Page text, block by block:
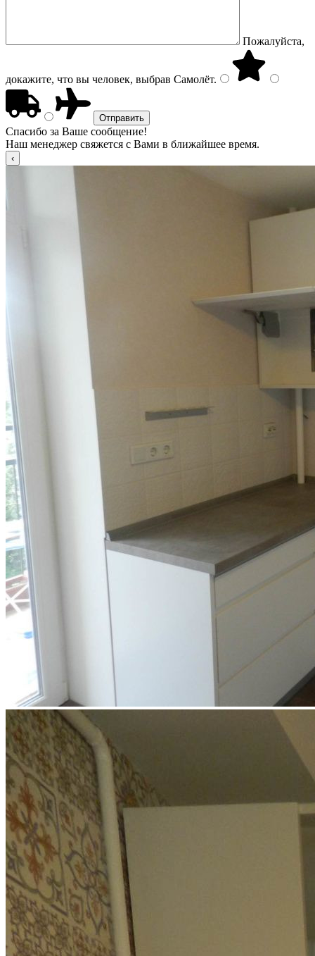
Пожалуйста,
докажите, что вы человек, выбрав Самолёт.
Спасибо за Ваше сообщение!
Наш менеджер свяжется с Вами в ближайшее время.